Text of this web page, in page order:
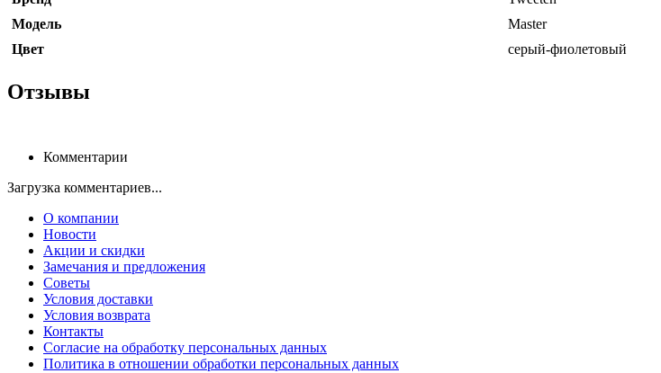
Модель
Master
Цвет
серый-фиолетовый
Отзывы
Комментарии
Загрузка комментариев...
О компании
Новости
Акции и скидки
Замечания и предложения
Советы
Условия доставки
Условия возврата
Контакты
Согласие на обработку персональных данных
Политика в отношении обработки персональных данных